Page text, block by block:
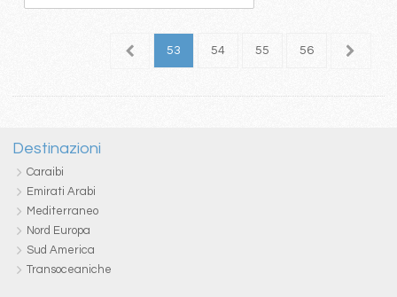
52 53 54 55 56 57
Destinazioni
Caraibi
Emirati Arabi
Mediterraneo
Nord Europa
Sud America
Transoceaniche